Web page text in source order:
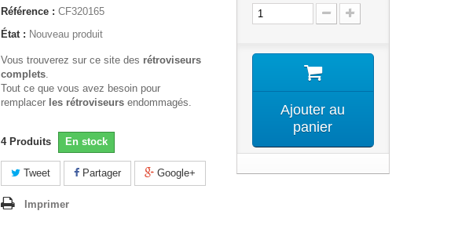
Référence : CF320165
État : Nouveau produit
Vous trouverez sur ce site des rétroviseurs
complets.
Tout ce que vous avez besoin pour
remplacer les rétroviseurs endommagés.
4 Produits En stock
Tweet Partager Google+
Imprimer
Ajouter au
panier